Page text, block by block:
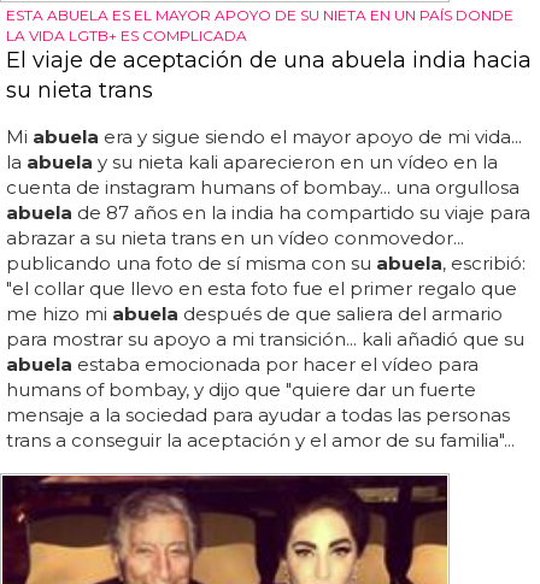
ESTA ABUELA ES EL MAYOR APOYO DE SU NIETA EN UN PAÍS DONDE
LA VIDA LGTB+ ES COMPLICADA
El viaje de aceptación de una abuela india hacia
su nieta trans
Mi abuela era y sigue siendo el mayor apoyo de mi vida...
la abuela y su nieta kali aparecieron en un vídeo en la
cuenta de instagram humans of bombay... una orgullosa
abuela de 87 años en la india ha compartido su viaje para
abrazar a su nieta trans en un vídeo conmovedor...
publicando una foto de sí misma con su abuela, escribió:
"el collar que llevo en esta foto fue el primer regalo que
me hizo mi abuela después de que saliera del armario
para mostrar su apoyo a mi transición... kali añadió que su
abuela estaba emocionada por hacer el vídeo para
humans of bombay, y dijo que "quiere dar un fuerte
mensaje a la sociedad para ayudar a todas las personas
trans a conseguir la aceptación y el amor de su familia"...